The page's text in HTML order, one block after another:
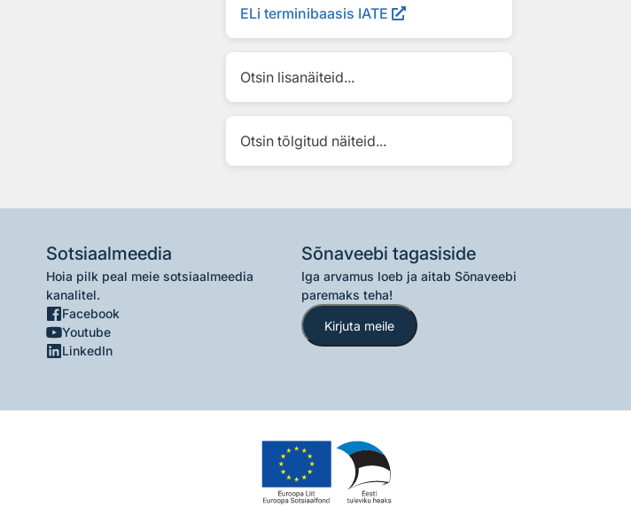
ELi terminibaasis IATE
Otsin lisanäiteid...
Otsin tõlgitud näiteid...
Sotsiaalmeedia
Hoia pilk peal meie sotsiaalmeedia
kanalitel.
Facebook
Youtube
LinkedIn
Sõnaveebi tagasiside
Iga arvamus loeb ja aitab Sõnaveebi
paremaks teha!
Kirjuta meile